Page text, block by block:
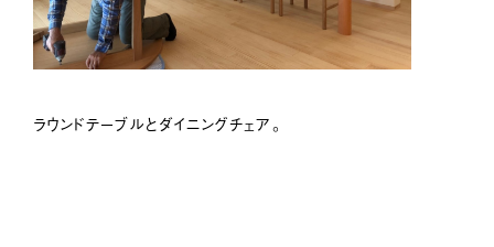
ラウンドテーブルとダイニングチェア。